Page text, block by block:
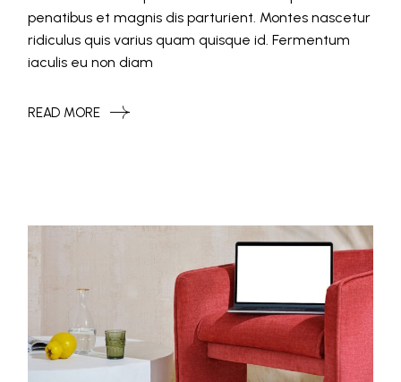
penatibus et magnis dis parturient. Montes nascetur
ridiculus quis varius quam quisque id. Fermentum
iaculis eu non diam
READ MORE